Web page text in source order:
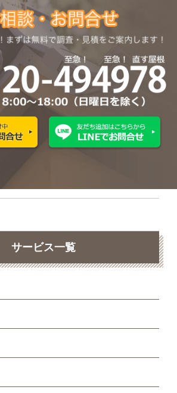
サービス一覧